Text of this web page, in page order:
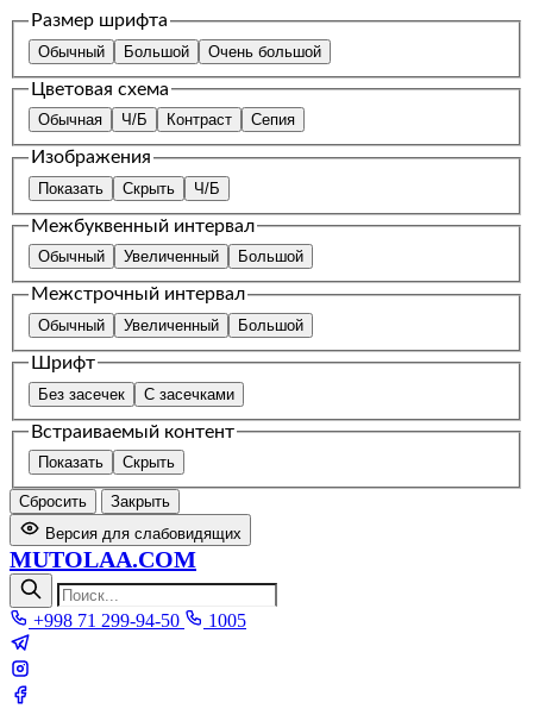
Размер шрифта
Обычный Большой Очень большой
Цветовая схема
Обычная Ч/Б Контраст Сепия
Изображения
Показать Скрыть Ч/Б
Межбуквенный интервал
Обычный Увеличенный Большой
Межстрочный интервал
Обычный Увеличенный Большой
Шрифт
Без засечек С засечками
Встраиваемый контент
Показать Скрыть
Сбросить
Закрыть
Версия для слабовидящих
MUTOLAA.COM
+998 71 299-94-50 1005